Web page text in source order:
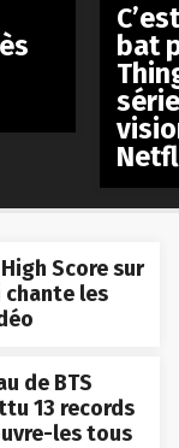
Score sur
les
de BTS
13 records
les tous
bat